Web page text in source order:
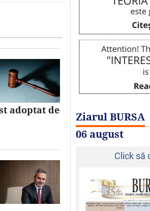
adoptat de
Ziarul BURSA
06 august
Click să